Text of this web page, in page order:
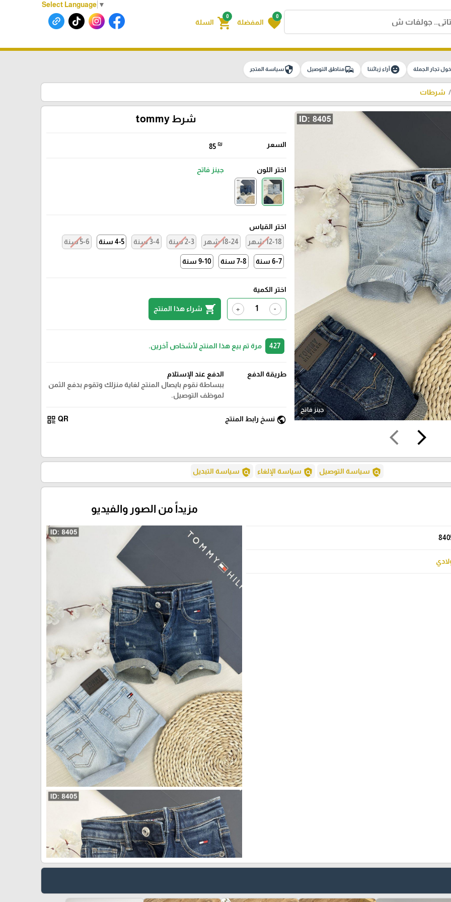
Select Language ▼
0
favorite المفضلة
0
shopping_cart السلة
تجار الجملة emoji_emotionsآراء زبائننا commuteمناطق التوصيل securityسياسة المتجر
شرطات
جينز فاتح
arrow_forward_ios
arrow_back_ios
شرط tommy
السعر 85 ₪
اختر اللون جينز فاتح
اختر القياس
12-18 شهر
18-24 شهر 2-3 سنة 3-4 سنة ‏4-5 سنة 5-6 سنة
6-7 سنة 7-8 سنة 9-10 سنة
اختر الكمية
-
+
shopping_cart شراء هذا المنتج
427 مرة تم بيع هذا المنتج لأشخاص آخرين.
طريقة الدفع
الدفع عند الإستلام
ببساطة نقوم بايصال المنتج لغاية منزلك وتقوم بدفع الثمن
لموظف التوصيل.
public نسخ رابط المنتج QR
qr_code
policy سياسة التوصيل policy سياسة الإلغاء policy سياسة التبديل
مزيداً من الصور والفيديو